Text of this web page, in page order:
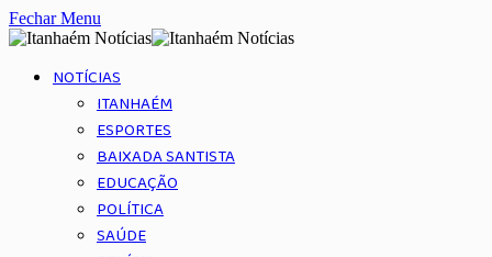
Fechar Menu
NOTÍCIAS
ITANHAÉM
ESPORTES
BAIXADA SANTISTA
EDUCAÇÃO
POLÍTICA
SAÚDE